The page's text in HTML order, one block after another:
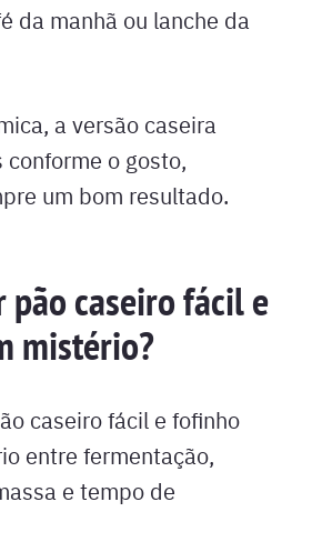
da manhã ou lanche da
a versão caseira
o gosto,
um bom resultado.
pão caseiro fácil e
mistério?
caseiro fácil e fofinho
entre fermentação,
e tempo de